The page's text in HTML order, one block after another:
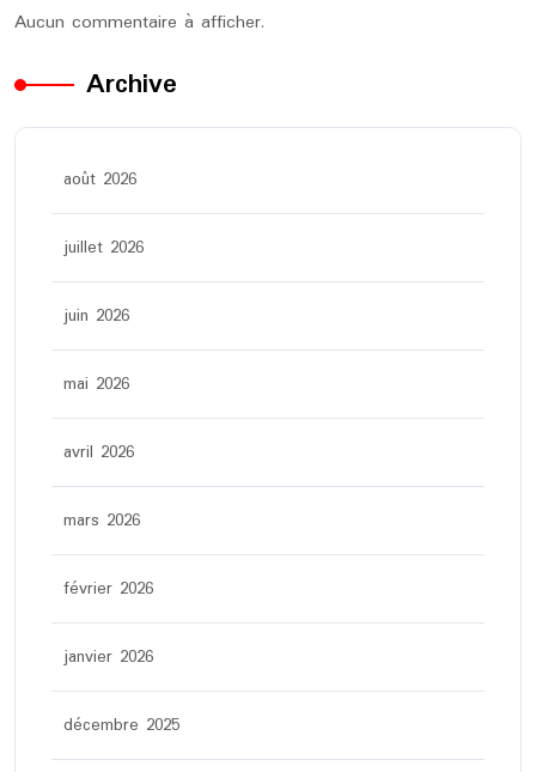
Aucun commentaire à afficher.
Archive
août 2026
juillet 2026
juin 2026
mai 2026
avril 2026
mars 2026
février 2026
janvier 2026
décembre 2025